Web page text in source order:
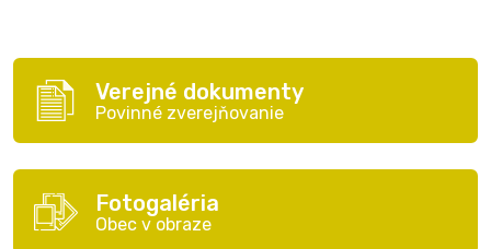
Verejné dokumenty
Povinné zverejňovanie
Fotogaléria
Obec v obraze